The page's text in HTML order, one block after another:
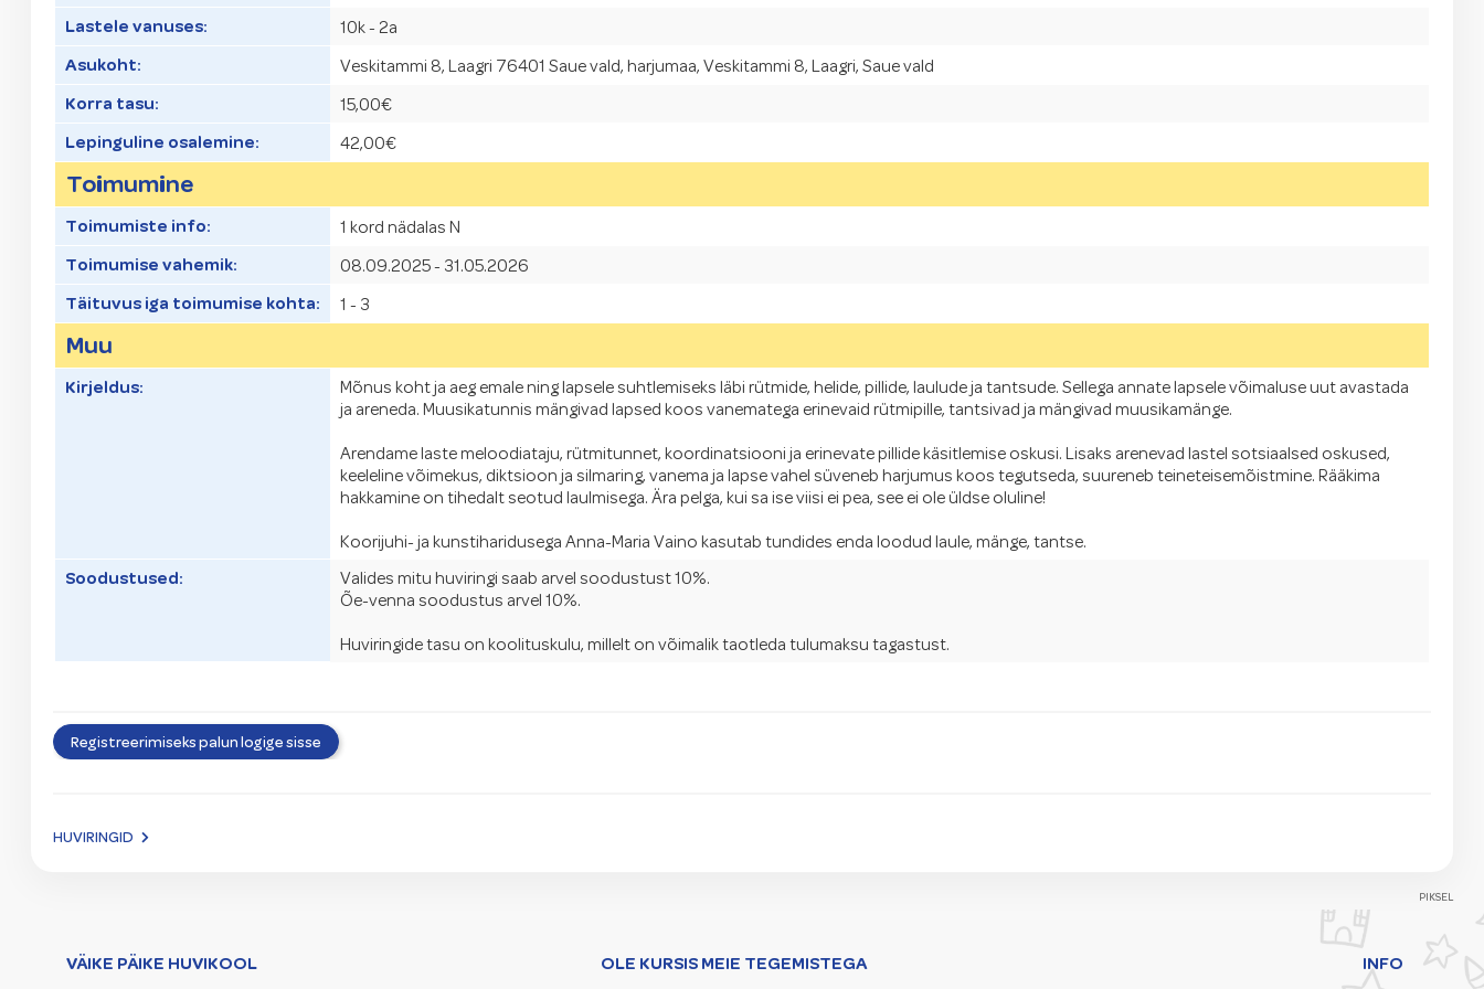
Lastele vanuses:
10k - 2a
Asukoht:
Veskitammi 8, Laagri 76401 Saue vald, harjumaa, Veskitammi 8, Laagri, Saue vald
Korra tasu:
15,00€
Lepinguline osalemine:
42,00€
Toimumine
Toimumiste info:
1 kord nädalas N
Toimumise vahemik:
08.09.2025 - 31.05.2026
Täituvus iga toimumise kohta:
1 - 3
Muu
Kirjeldus:
Mõnus koht ja aeg emale ning lapsele suhtlemiseks läbi rütmide, helide, pillide, laulude ja tantsude. Sellega annate lapsele võimaluse uut avastada
ja areneda. Muusikatunnis mängivad lapsed koos vanematega erinevaid rütmipille, tantsivad ja mängivad muusikamänge.
Arendame laste meloodiataju, rütmitunnet, koordinatsiooni ja erinevate pillide käsitlemise oskusi. Lisaks arenevad lastel sotsiaalsed oskused,
keeleline võimekus, diktsioon ja silmaring, vanema ja lapse vahel süveneb harjumus koos tegutseda, suureneb teineteisemõistmine. Rääkima
hakkamine on tihedalt seotud laulmisega. Ära pelga, kui sa ise viisi ei pea, see ei ole üldse oluline!
Koorijuhi- ja kunstiharidusega Anna-Maria Vaino kasutab tundides enda loodud laule, mänge, tantse.
Soodustused:
Valides mitu huviringi saab arvel soodustust 10%.
Õe-venna soodustus arvel 10%.
Huviringide tasu on koolituskulu, millelt on võimalik taotleda tulumaksu tagastust.
Registreerimiseks palun logige sisse
HUVIRINGID
PIKSEL
VÄIKE PÄIKE HUVIKOOL OLE KURSIS MEIE TEGEMISTEGA INFO